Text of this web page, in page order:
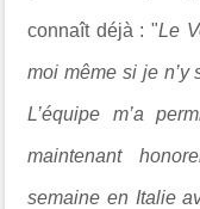
connaît déjà : "Le
moi même si je n’y
L’équipe m’a
maintenant
semaine en Italie